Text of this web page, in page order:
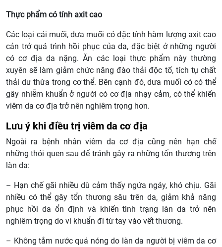
Thực phẩm có tính axit cao
Các loại cải muối, dưa muối có đặc tính hàm lượng axit cao
cản trở quá trình hồi phục của da, đặc biệt ở những người
có cơ địa da nặng. Ăn các loại thực phẩm này thường
xuyên sẽ làm giảm chức năng đào thải độc tố, tích tụ chất
thải dư thừa trong cơ thể. Bên cạnh đó, dưa muối có có thể
gây nhiễm khuẩn ở người có cơ địa nhạy cảm, có thể khiến
viêm da cơ địa trở nên nghiêm trọng hơn.
Lưu ý khi điều trị viêm da cơ địa
Ngoài ra bệnh nhân viêm da cơ địa cũng nên hạn chế
những thói quen sau để tránh gây ra những tổn thương trên
làn da:
– Hạn chế gãi nhiều dù cảm thấy ngứa ngáy, khó chịu. Gãi
nhiều có thể gây tổn thương sâu trên da, giảm khả năng
phục hồi da ổn định và khiến tình trạng làn da trở nên
nghiêm trọng do vi khuẩn đi từ tay vào vết thương.
– Không tắm nước quá nóng do làn da người bị viêm da cơ